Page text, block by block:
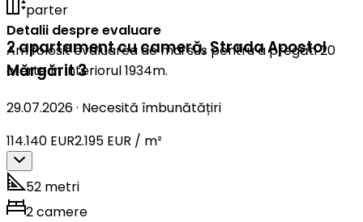
parter
Detalii despre evaluare
Am folosit evaluarea de mai sus pentru a pregăti 20
oferte în interiorul 1934m.
2 apartament cu cameră,Strada Apostol
Mărgărit 3
29.07.2026· Necesită îmbunătățiri
114.140 EUR2.195 EUR / m²
52 metri
2 camere